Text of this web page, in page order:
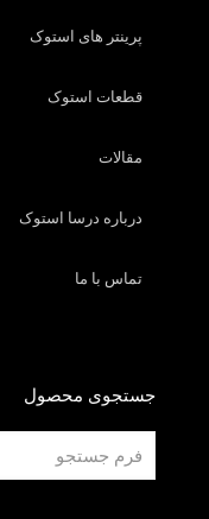
پرینتر های استوک
قطعات استوک
مقالات
درباره درسا استوک
تماس با ما
جستجوی محصول